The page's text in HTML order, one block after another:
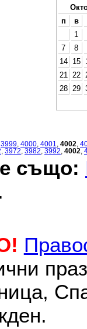
п
в
1
7
8
14
15
21
22
28
29
3999 4000 4001 4002
3972 3982 3992 4002
също:
.